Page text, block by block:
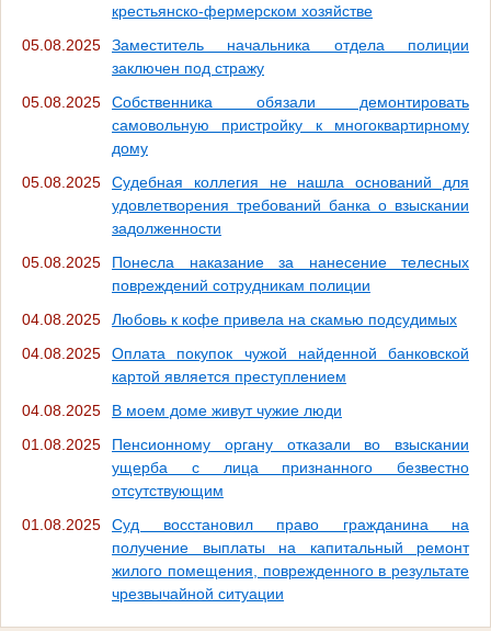
крестьянско-фермерском хозяйстве
05.08.2025
Заместитель начальника отдела полиции
заключен под стражу
05.08.2025
Собственника обязали демонтировать
самовольную пристройку к многоквартирному
дому
05.08.2025
Судебная коллегия не нашла оснований для
удовлетворения требований банка о взыскании
задолженности
05.08.2025
Понесла наказание за нанесение телесных
повреждений сотрудникам полиции
04.08.2025
Любовь к кофе привела на скамью подсудимых
04.08.2025
Оплата покупок чужой найденной банковской
картой является преступлением
04.08.2025
В моем доме живут чужие люди
01.08.2025
Пенсионному органу отказали во взыскании
ущерба с лица признанного безвестно
отсутствующим
01.08.2025
Суд восстановил право гражданина на
получение выплаты на капитальный ремонт
жилого помещения, поврежденного в результате
чрезвычайной ситуации